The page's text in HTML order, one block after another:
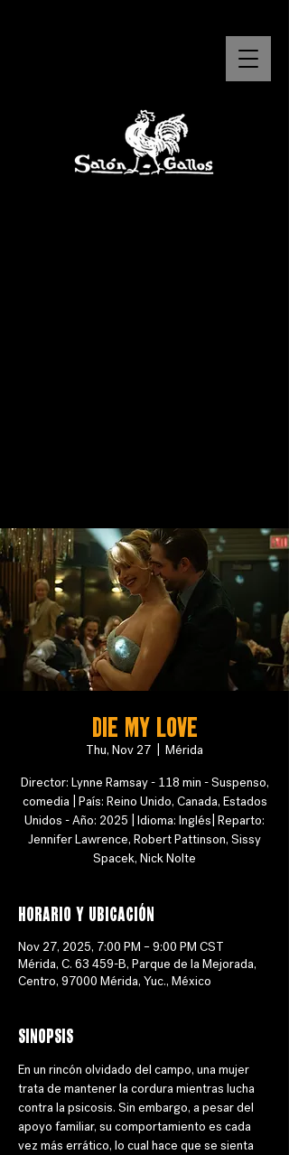
DIE MY LOVE
Thu, Nov 27
Mérida
Director: Lynne Ramsay - 118 min - Suspenso,
comedia | País: Reino Unido, Canada, Estados
Unidos - Año: 2025 | Idioma: Inglés| Reparto:
Jennifer Lawrence, Robert Pattinson, Sissy
Spacek, Nick Nolte
Horario y ubicación
Nov 27, 2025, 7:00 PM – 9:00 PM CST
Mérida, C. 63 459-B, Parque de la Mejorada,
Centro, 97000 Mérida, Yuc., México
Sinopsis
En un rincón olvidado del campo, una mujer
trata de mantener la cordura mientras lucha
contra la psicosis. Sin embargo, a pesar del
apoyo familiar, su comportamiento es cada
vez más errático, lo cual hace que se sienta